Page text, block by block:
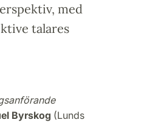
med
talares
Byrskog (Lunds